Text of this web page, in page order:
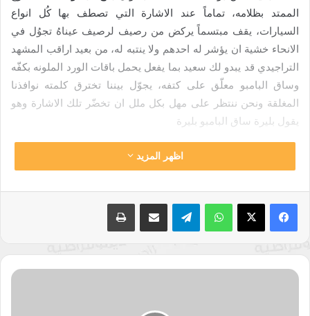
الممتد بظلامه، تماماً عند الاشارة التي تصطف بها كُل انواع
السيارات، يقف مبتسماً يركض من رصيف لرصيف عيناهُ تجوُل في
الانحاء خشية ان يؤشر له احدهم ولا ينتبه له، من بعيد اراقب المشهد
التراجيدي قد يبدو لك سعيد بما يفعل يحمل باقات الورد الملونه بكفّه
وساق البامبو معلّق على كتفه، يجوّل بيننا تخترق كلمته نوافذنا
المغلقة ونحن ننتظر على مهل بكل ملل ان تخضّر تلك الاشارة وهو
يقول بليرة ساق البامبو بليرة
لتخوضوا في غمار خاطرة ملهمة ندعوكم للاستماع الى هذه الحلقة.
ابقوا على تواصل مستمرّ معراديو النجاحولا تنسوا تفعيل زرّ
الاشتراك الموجود في تطبيقاتكم لتصلكم حلقاتنا أول بأول.
تابعونا على
تابعونا على
اظهر المزيد
واتساب تيلقرام مشاركة عبر البريد طباعة
النظريَّة